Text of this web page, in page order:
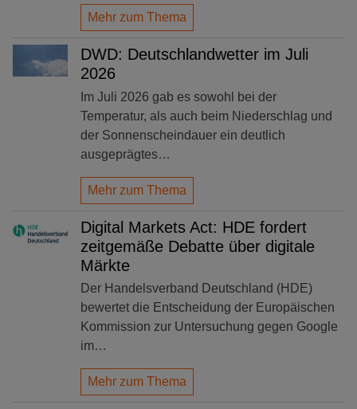
Mehr zum Thema
DWD: Deutschlandwetter im Juli
2026
Im Juli 2026 gab es sowohl bei der
Temperatur, als auch beim Niederschlag und
der Sonnenscheindauer ein deutlich
ausgeprägtes…
Mehr zum Thema
Digital Markets Act: HDE fordert
zeitgemäße Debatte über digitale
Märkte
Der Handelsverband Deutschland (HDE)
bewertet die Entscheidung der Europäischen
Kommission zur Untersuchung gegen Google
im…
Mehr zum Thema